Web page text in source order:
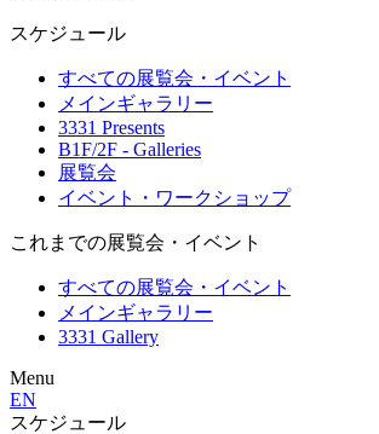
スケジュール
すべての展覧会・イベント
メインギャラリー
3331 Presents
B1F/2F - Galleries
展覧会
イベント・ワークショップ
これまでの展覧会・イベント
すべての展覧会・イベント
メインギャラリー
3331 Gallery
Menu
EN
スケジュール